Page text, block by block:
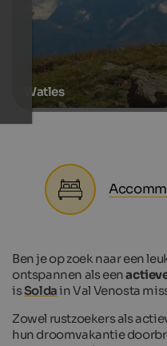
Watles
Ben je op zoek naar een
ontspannen als een
isSoldain Val Venosta
Zowel rustzoekers als
hun droomvakantie